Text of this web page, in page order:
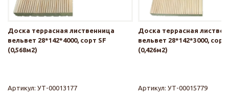
Доска террасная лиственница
вельвет 28*142*4000, сорт SF
(0,568м2)
Артикул: УТ-00013177
Доска террасная
вельвет 28*142*3000,
(0,426м2)
Артикул: УТ-00015779